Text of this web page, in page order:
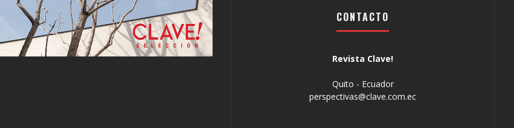
CONTACTO
Revista Clave!
Quito - Ecuador
perspectivas@clave.com.ec